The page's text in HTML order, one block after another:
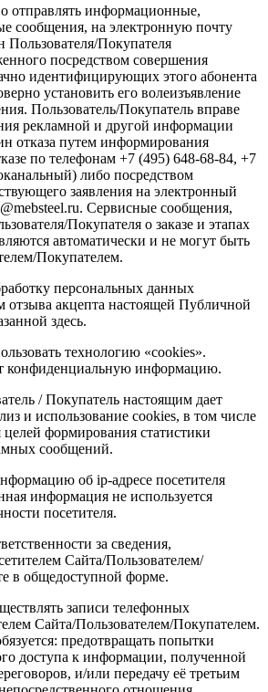
отправлять информационные,
сообщения, на электронную почту
Покупателя
посредством совершения
идентифицирующих этого абонента
установить его волеизъявление
Пользователь/Покупатель вправе
рекламной и другой информации
отказа путем информирования
по телефонам +7 (495) 648-68-84, +7
) либо посредством
заявления на электронный
Сервисные сообщения,
Покупателя о заказе и этапах
автоматически и не могут быть
Покупателем.
персональных данных
отзыва акцепта настоящей Публичной
здесь.
технологию «cookies».
конфиденциальную информацию.
/ Покупатель настоящим дает
и использование cookies, в том числе
формирования статистики
сообщений.
об ip-адресе посетителя
информация не используется
посетителя.
за сведения,
Сайта/Пользователем/
в общедоступной форме.
записи телефонных
Сайта/Пользователем/Покупателем.
предотвращать попытки
доступа к информации, полученной
и/или передачу её третьим